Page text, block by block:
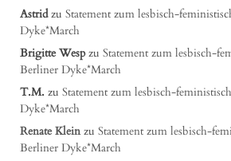
Astridzu Statement zum lesbisch-
Dyke*March
Brigitte Wespzu Statement zum lesbisch-
Berliner Dyke*March
T.M. zu Statement zum lesbisch-
Dyke*March
Renate Kleinzu Statement zum lesbisch-
Berliner Dyke*March